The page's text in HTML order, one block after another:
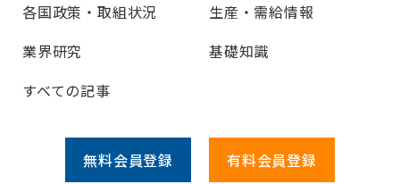
各国政策・取組状況
生産・需給情報
業界研究
基礎知識
すべての記事
無料会員登録 有料会員登録